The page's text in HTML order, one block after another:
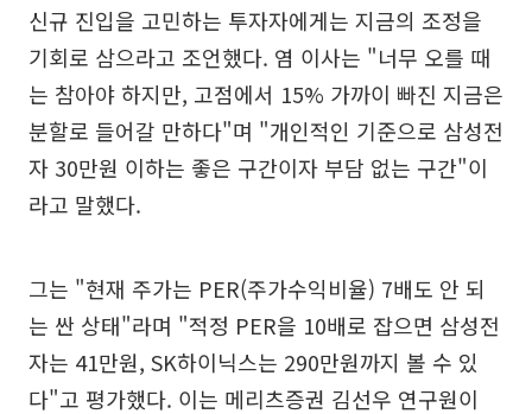
신규 진입을 고민하는 투자자에게는 지금의 조정을
기회로 삼으라고 조언했다. 염 이사는 "너무 오를 때
는 참아야 하지만, 고점에서 15% 가까이 빠진 지금은
분할로 들어갈 만하다"며 "개인적인 기준으로 삼성전
자 30만원 이하는 좋은 구간이자 부담 없는 구간"이
라고 말했다.
그는 "현재 주가는 PER(주가수익비율) 7배도 안 되
는 싼 상태"라며 "적정 PER을 10배로 잡으면 삼성전
자는 41만원, SK하이닉스는 290만원까지 볼 수 있
다"고 평가했다. 이는 메리츠증권 김선우 연구원이